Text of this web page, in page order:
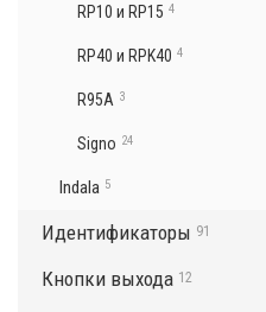
RP10 и RP15 4
RP40 и RPK40 4
R95A 3
Signo 24
Indala 5
Идентификаторы 91
Кнопки выхода 12